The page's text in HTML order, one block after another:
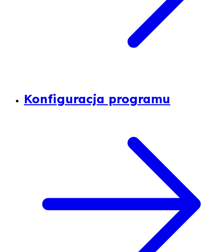
Konfiguracja programu